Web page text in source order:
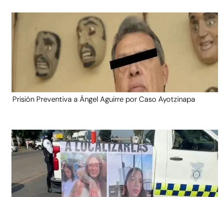
Prisión Preventiva a Ángel Aguirre por Caso Ayotzinapa